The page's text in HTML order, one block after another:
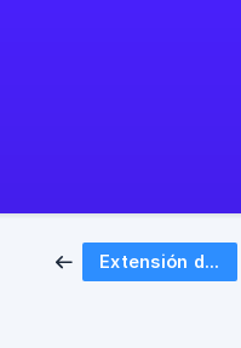
Extensión de Chrome